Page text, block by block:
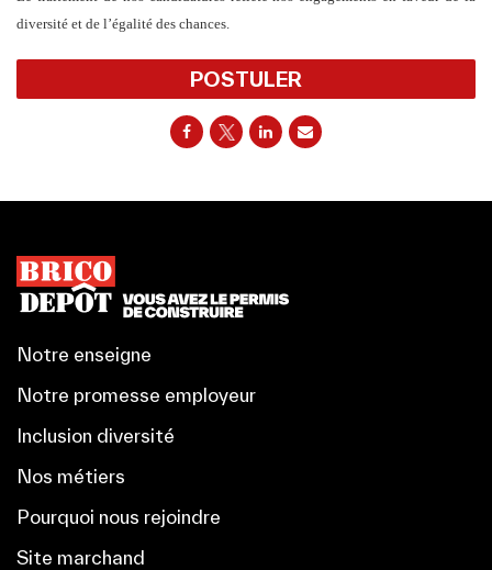
diversité et de l’égalité des chances.
POSTULER
Notre enseigne
Notre promesse employeur
Inclusion diversité
Nos métiers
Pourquoi nous rejoindre
Site marchand